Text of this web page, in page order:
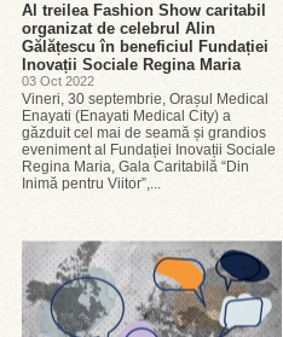
Al treilea Fashion Show caritabil
organizat de celebrul Alin
Gălățescu în beneficiul Fundației
Inovații Sociale Regina Maria
03 Oct 2022
Vineri, 30 septembrie, Orașul Medical
Enayati (Enayati Medical City) a
găzduit cel mai de seamă și grandios
eveniment al Fundației Inovații Sociale
Regina Maria, Gala Caritabilă “Din
Inimă pentru Viitor”,...